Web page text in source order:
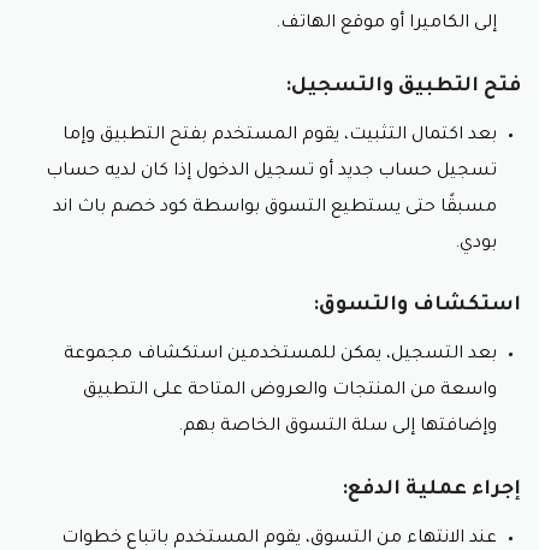
إلى الكاميرا أو موقع الهاتف.
فتح التطبيق والتسجيل:
بعد اكتمال التثبيت، يقوم المستخدم بفتح التطبيق وإما
تسجيل حساب جديد أو تسجيل الدخول إذا كان لديه حساب
مسبقًا حتى يستطيع التسوق بواسطة كود خصم باث اند
بودي.
استكشاف والتسوق:
بعد التسجيل، يمكن للمستخدمين استكشاف مجموعة
واسعة من المنتجات والعروض المتاحة على التطبيق
وإضافتها إلى سلة التسوق الخاصة بهم.
إجراء عملية الدفع:
عند الانتهاء من التسوق، يقوم المستخدم باتباع خطوات